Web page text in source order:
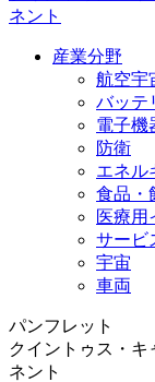
ネント
産業分野
航空宇
バッテ
電子機
防衛
エネル
食品・
医療用
サービ
宇宙
車両
パンフレット
クイントゥス・
ネント